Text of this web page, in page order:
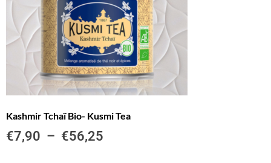
Kashmir Tchaï Bio- Kusmi Tea
€7,90 – €56,25